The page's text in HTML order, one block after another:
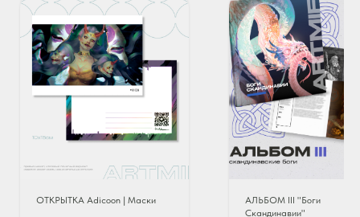
ОТКРЫТКА Adicoon | Маски
АЛЬБОМ III "Боги
Скандинавии"